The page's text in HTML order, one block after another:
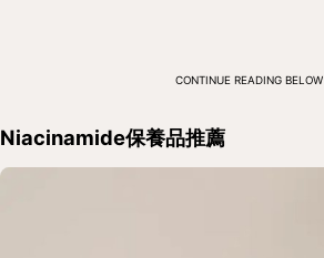
CONTINUE READING BELOW
Niacinamide保養品推薦